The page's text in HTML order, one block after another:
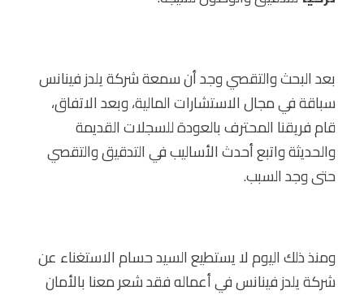
بعد البحث والتقصي وجد أن سمعة شركة يلدز فينانس
سباقة في مجال الاستشارات المالية، وبعد الاتفاق،
قام فريقنا المحترف بالعودة للسجلات القديمة
والحديثة واتبع أحدث الأساليب في التدقيق والتقصي
حتى وجد السبب.
ومنذ ذلك اليوم لا يستطيع السيد حسام الاستغناء عن
شركة يلدز فينانس في أعماله فقد شعر معنا بالأمان